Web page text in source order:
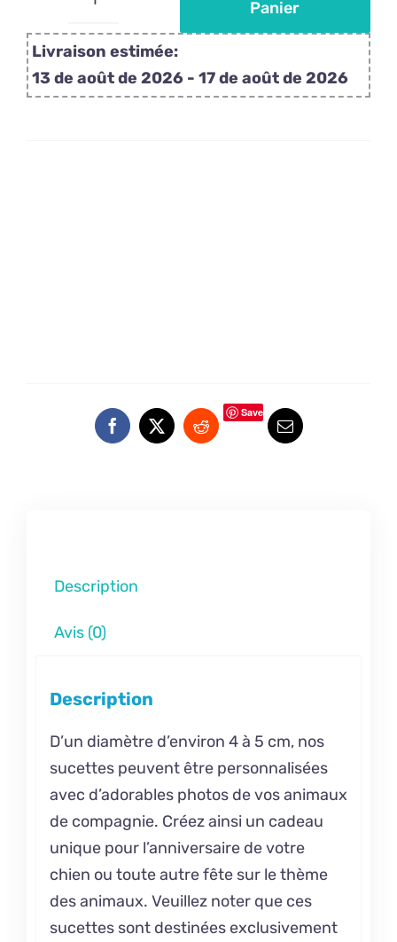
quantité
de
Sucettes
personnalisées
Panier
Livraison estimée:
13 de août de 2026 - 17 de août de 2026
Save
Description
Avis (0)
Description
D’un diamètre d’environ 4 à 5 cm, nos
sucettes peuvent être personnalisées
avec d’adorables photos de vos animaux
de compagnie. Créez ainsi un cadeau
unique pour l’anniversaire de votre
chien ou toute autre fête sur le thème
des animaux. Veuillez noter que ces
sucettes sont destinées exclusivement